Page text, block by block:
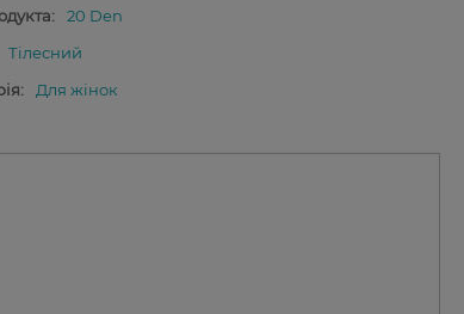
20 Den
Тілесний
Для жінок